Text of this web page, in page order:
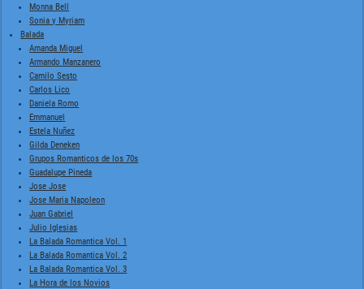
Monna Bell
Sonia y Myriam
Balada
Amanda Miguel
Armando Manzanero
Camilo Sesto
Carlos Lico
Daniela Romo
Emmanuel
Estela Nuñez
Gilda Deneken
Grupos Romanticos de los 70s
Guadalupe Pineda
Jose Jose
Jose Maria Napoleon
Juan Gabriel
Julio Iglesias
La Balada Romantica Vol. 1
La Balada Romantica Vol. 2
La Balada Romantica Vol. 3
La Hora de los Novios